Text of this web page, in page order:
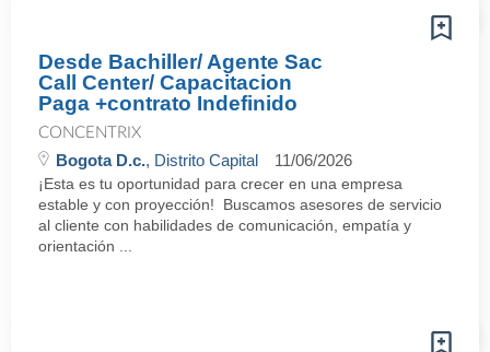
Desde Bachiller/ Agente Sac
Call Center/ Capacitacion
Paga +contrato Indefinido
CONCENTRIX
Bogota D.c., Distrito Capital 11/06/2026
¡Esta es tu oportunidad para crecer en una empresa
estable y con proyección! Buscamos asesores de servicio
al cliente con habilidades de comunicación, empatía y
orientación ...